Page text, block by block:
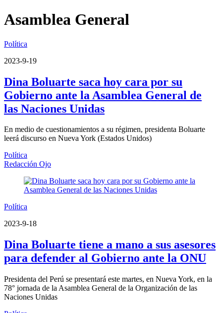
Asamblea General
Política
2023-9-19
Dina Boluarte saca hoy cara por su
Gobierno ante la Asamblea General de
las Naciones Unidas
En medio de cuestionamientos a su régimen, presidenta Boluarte
leerá discurso en Nueva York (Estados Unidos)
Política
Redacción Ojo
Política
2023-9-18
Dina Boluarte tiene a mano a sus asesores
para defender al Gobierno ante la ONU
Presidenta del Perú se presentará este martes, en Nueva York, en la
78° jornada de la Asamblea General de la Organización de las
Naciones Unidas